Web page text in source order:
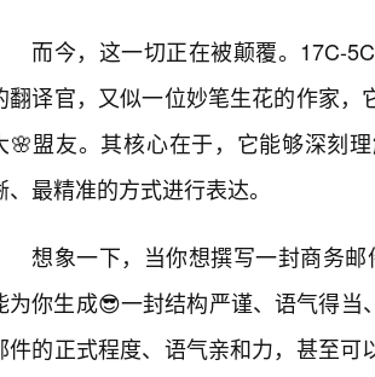
而今，这一切正在被颠覆。17C-
翻译官，又似一位妙笔生花的作家
🌸盟友。其核心在于，它能够深刻
、最精准的方式进行表达。
想象一下，当你想撰写一封商务
为你生成😎一封结构严谨、语气得
件的正式程度、语气亲和力，甚至